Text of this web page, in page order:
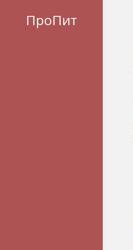
ПроПит